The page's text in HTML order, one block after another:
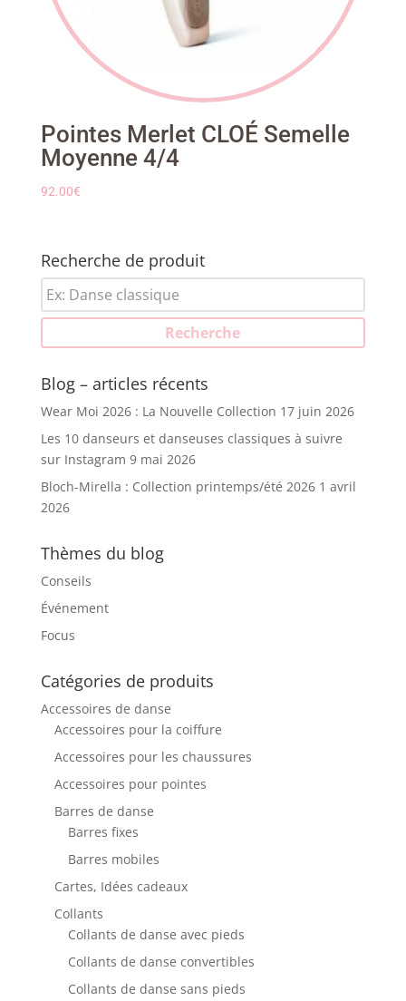
Pointes Merlet CLOÉ Semelle
Moyenne 4/4
92.00€
Recherche de produit
Recherche
pour :
Recherche
Blog – articles récents
Wear Moi 2026 : La Nouvelle Collection 17 juin 2026
Les 10 danseurs et danseuses classiques à suivre
sur Instagram 9 mai 2026
Bloch-Mirella : Collection printemps/été 2026 1 avril
2026
Thèmes du blog
Conseils
Événement
Focus
Catégories de produits
Accessoires de danse
Accessoires pour la coiffure
Accessoires pour les chaussures
Accessoires pour pointes
Barres de danse
Barres fixes
Barres mobiles
Cartes, Idées cadeaux
Collants
Collants de danse avec pieds
Collants de danse convertibles
Collants de danse sans pieds